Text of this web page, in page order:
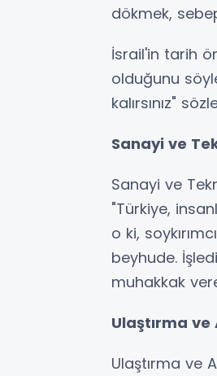
dökmek,
İsrail'in tarih
olduğunu
kalırsınız"
Sanayi ve
Sanayi ve
"Türkiye,
o ki,
beyhude.
muhakkak
Ulaştırma
Ulaştırma ve